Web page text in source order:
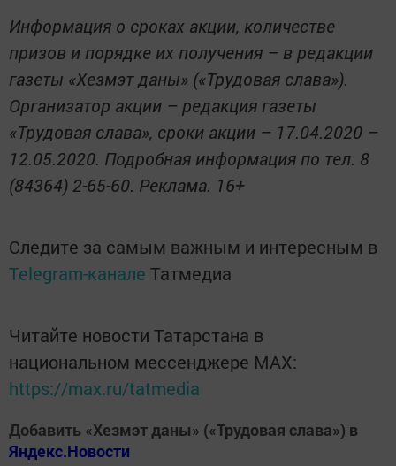
Информация о сроках акции, количестве
призов и порядке их получения – в редакции
газеты «Хезмэт даны» («Трудовая слава»).
Организатор акции – редакция газеты
«Трудовая слава», сроки акции – 17.04.2020 –
12.05.2020. Подробная информация по тел. 8
(84364) 2-65-60. Реклама. 16+
Следите за самым важным и интересным в
Telegram-канале Татмедиа
Читайте новости Татарстана в
национальном мессенджере MАХ:
https://max.ru/tatmedia
Добавить «Хезмэт даны» («Трудовая слава») в
Яндекс.Новости